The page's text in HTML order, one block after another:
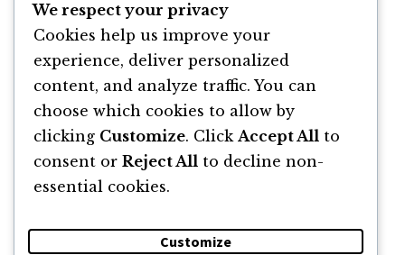
întrebări și experiențe. Pe acest site găsești o
selecție din acest parcurs.
Mai multe despre mine-Cursurile mele
Cărți publicate
Pagina de Facebook
LinkedIn
YouTube
SpotifyPagina de Facebook a
We respect your privacy
Cookies help us improve your
experience, deliver personalized
content, and analyze traffic. You can
choose which cookies to allow by
clicking Customize. Click Accept All to
consent or Reject All to decline non-
essential cookies.
Customize